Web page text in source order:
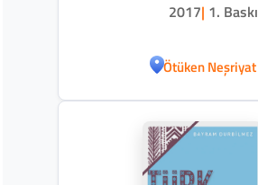
2017| 1. Baskı
Ötüken Neşriyat